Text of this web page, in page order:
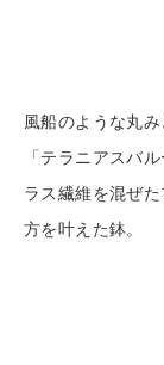
風船のような丸
「テラニアスバ
ラス繊維を混ぜ
方を叶えた鉢。